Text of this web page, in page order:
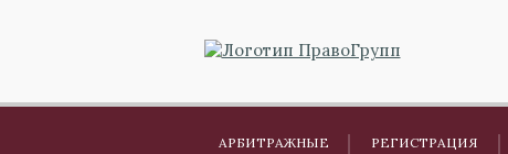
АРБИТРАЖНЫЕ
РЕГИСТРАЦИЯ